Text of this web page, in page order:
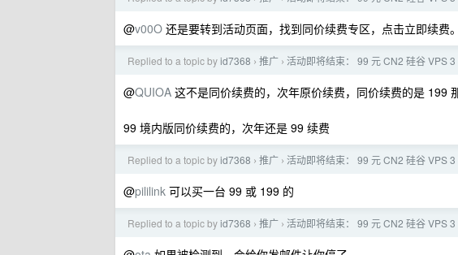
@v00O 还是要转到活动页面，找到同价续费专区，点击立即续费
Replied to a topic byid7368 › 推广 › 活动即将结束： 99 元 CN2 硅谷 VPS
@QUIOA 这不是同价续费的，次年原价续费，同价续费的是 199
99 境内版同价续费的，次年还是 99 续费
Replied to a topic byid7368 › 推广 › 活动即将结束： 99 元 CN2 硅谷 VPS
@pililink 可以买一台 99 或 199 的
Replied to a topic byid7368 › 推广 › 活动即将结束： 99 元 CN2 硅谷 VPS